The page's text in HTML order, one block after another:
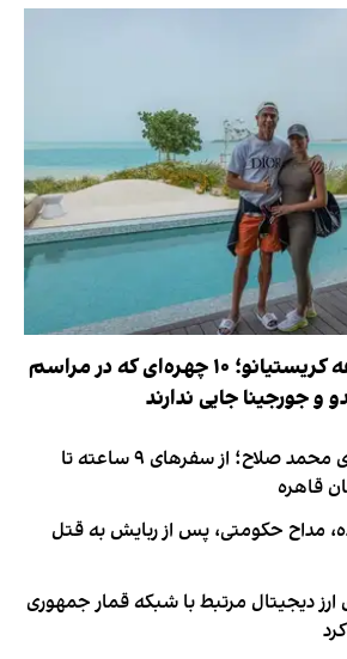
لیست ممنوعه کریستیانو؛ ۱۰ چهره‌ای که در مراسم
و جورجینا جایی ندارند
روایت فداکاری‌های محمد صلاح؛ از سفرهای ۹ ساعته تا
قاهره
مداح حکومتی، پس از ربایش به قتل
ارز دیجیتال مرتبط با شبکه قمار جمهوری